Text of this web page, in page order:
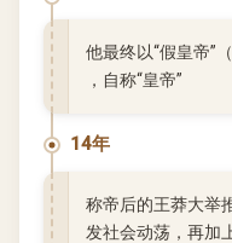
他最终以“假皇帝”
，自称“皇帝”
14年
称帝后的王莽大举
发社会动荡，再加